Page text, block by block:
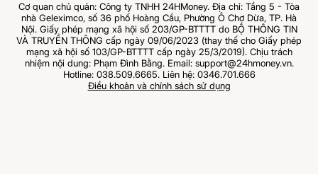
Cơ quan chủ quản: Công ty TNHH 24HMoney. Địa chỉ: Tầng 5 - Tòa
nhà Geleximco, số 36 phố Hoàng Cầu, Phường Ô Chợ Dừa, TP. Hà
Nội. Giấy phép mạng xã hội số 203/GP-BTTTT do BỘ THÔNG TIN
VÀ TRUYỀN THÔNG cấp ngày 09/06/2023 (thay thế cho Giấy phép
mạng xã hội số 103/GP-BTTTT cấp ngày 25/3/2019). Chịu trách
nhiệm nội dung: Phạm Đình Bằng. Email: support@24hmoney.vn.
Hotline: 038.509.6665. Liên hệ: 0346.701.666
Điều khoản và chính sách sử dụng